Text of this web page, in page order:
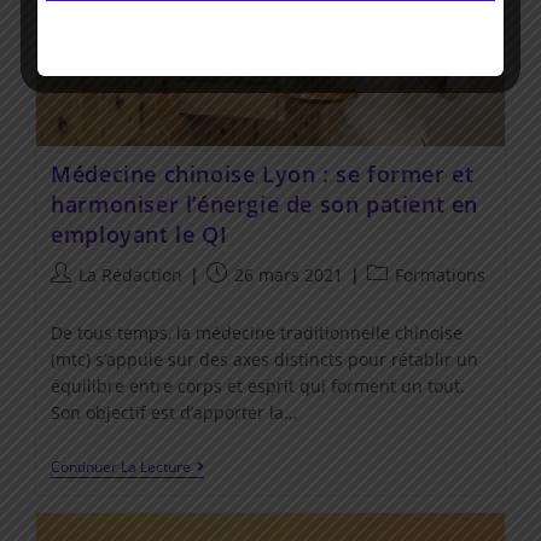
Médecine chinoise Lyon : se former et
harmoniser l’énergie de son patient en
employant le QI
Auteur/autrice
la
publication :
La Rédaction
Post26 mars 2021
PostFormations
De tous temps, la médecine traditionnelle chinoise
(mtc) s’appuie sur des axes distincts pour rétablir un
équilibre entre corps et esprit qui forment un tout.
Son objectif est d’apporter la…
Continuer La Lecture Médecine
Chinoise